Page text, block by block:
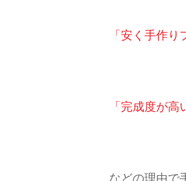
「安く手作
「完成度が
などの理由で